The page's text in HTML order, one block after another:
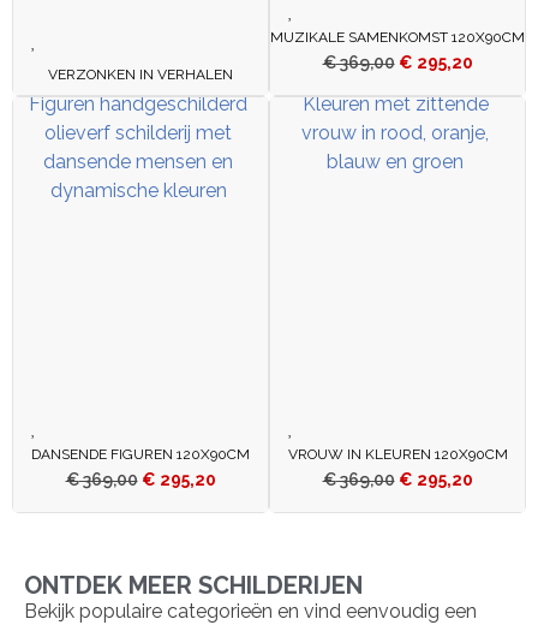
VERZONKEN IN VERHALEN
MUZIKALE SAMENKOMST 120X90CM
€369,00 € 295,20
DANSENDE FIGUREN 120X90CM
€369,00 € 295,20
VROUW IN KLEUREN 120X90CM
€369,00 € 295,20
ONTDEK MEER SCHILDERIJEN
Bekijk populaire categorieën en vind eenvoudig een